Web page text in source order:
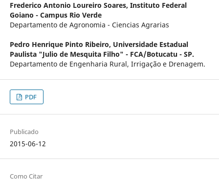
Frederico Antonio Loureiro Soares, Instituto Federal
Goiano - Campus Rio Verde
Departamento de Agronomia - Ciencias Agrarias
Pedro Henrique Pinto Ribeiro, Universidade Estadual
Paulista "Julio de Mesquita Filho" - FCA/Botucatu - SP.
Departamento de Engenharia Rural, Irrigação e Drenagem.
PDF
Publicado
2015-06-12
Como Citar